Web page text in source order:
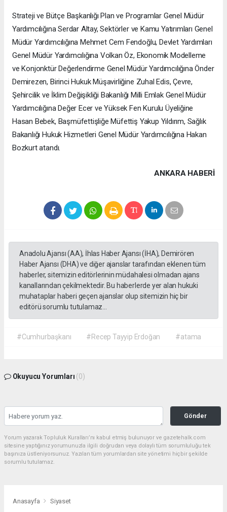
Strateji ve Bütçe Başkanlığı Plan ve Programlar Genel Müdür
Yardımcılığına Serdar Altay, Sektörler ve Kamu Yatırımları Genel
Müdür Yardımcılığına Mehmet Cem Fendoğlu, Devlet Yardımları
Genel Müdür Yardımcılığına Volkan Öz, Ekonomik Modelleme
ve Konjonktür Değerlendirme Genel Müdür Yardımcılığına Önder
Demirezen, Birinci Hukuk Müşavirliğine Zuhal Edis, Çevre,
Şehircilik ve İklim Değişikliği Bakanlığı Milli Emlak Genel Müdür
Yardımcılığına Değer Ecer ve Yüksek Fen Kurulu Üyeliğine
Hasan Bebek, Başmüfettişliğe Müfettiş Yakup Yıldırım, Sağlık
Bakanlığı Hukuk Hizmetleri Genel Müdür Yardımcılığına Hakan
Bozkurt atandı.
ANKARA HABERİ
Anadolu Ajansı (AA), İhlas Haber Ajansı (İHA), Demirören
Haber Ajansı (DHA) ve diğer ajanslar tarafından eklenen tüm
haberler, sitemizin editörlerinin müdahalesi olmadan ajans
kanallarından çekilmektedir. Bu haberlerde yer alan hukuki
muhataplar haberi geçen ajanslar olup sitemizin hiç bir
editörü sorumlu tutulamaz...
#Cumhurbaşkanı #Recep Tayyip Erdoğan #atama
Okuyucu Yorumları (0)
Gönder
Yorum yazarak Topluluk Kuralları’nı kabul etmiş bulunuyor ve gazetehalk.com
sitesine yaptığınız yorumunuzla ilgili doğrudan veya dolaylı tüm sorumluluğu tek
başınıza üstleniyorsunuz. Yazılan tüm yorumlardan site yönetimi hiçbir şekilde
sorumlu tutulamaz.
Anasayfa Siyaset